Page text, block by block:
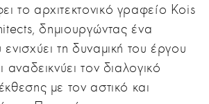
το αρχιτεκτονικό γραφείο Kois
δημιουργώντας ένα
τη δυναμική του έργου
τον διαλογικό
με τον αστικό και